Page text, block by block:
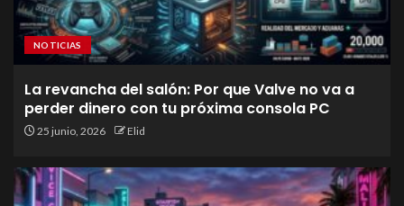
NOTICIAS
La revancha del salón: Por que Valve no va a
perder dinero con tu próxima consola PC
25 junio, 2026 Elid